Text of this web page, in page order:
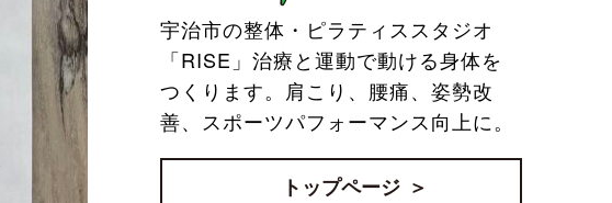
宇治市の整体・ピラティススタジオ
「RISE」治療と運動で動ける身体を
つくります。肩こり、腰痛、姿勢改
善、スポーツパフォーマンス向上に。
トップページ